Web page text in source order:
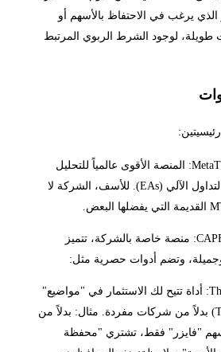
الذي يرغب في الاحتفاظ بالأسهم أو
طويلة، لوجود الشرط الربوي المرتبط
MetaTrader 5 (MT5): المنصة الأقوى عالمياً للتحليل
الفني، وتدعم التداول الآلي (EAs). للأسف، الشركة لا
CAPEX WebTrader: منصة خاصة بالشركة، تتميز
وتضم أدوات حصرية مثل:
ThematiX: أداة تتيح لك الاستثمار في "مواضيع"
(Themes) بدلاً من شركات مفردة. مثال: بدلاً من
"فايزر" فقط، تشتري "محفظة